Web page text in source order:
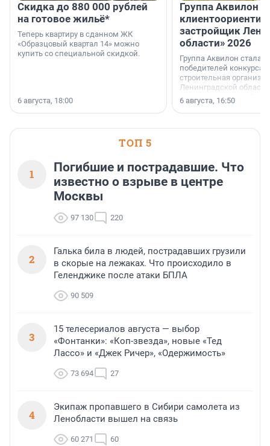
Скидка до 880 000 рублей
на готовое жильё*
Теперь квартиру в сданном ЖК
«Образцовый квартал 14» можно
купить со специальной скидкой.
6 августа, 18:00
Группа Аквилон
застройщик
области» 2026
Группа Аквилон стала
победителей конкурса
строительная
Ленинградской области
номинации «Самый
застройщик
области».
6 августа, 16:50
ТОП 5
1
Погибшие и пострадавшие. Что
известно о взрыве в центре
Москвы
97 130 220
2
Галька била в людей, пострадавших грузили
в скорые на лежаках. Что происходило в
Геленджике после атаки БПЛА
90 509
3
15 телесериалов августа — выбор
«Фонтанки»: «Коп-звезда», новые «Тед
Лассо» и «Джек Ричер», «Одержимость»
73 694 27
4
Экипаж пропавшего в Сибири самолета из
Ленобласти вышел на связь
60 271 60